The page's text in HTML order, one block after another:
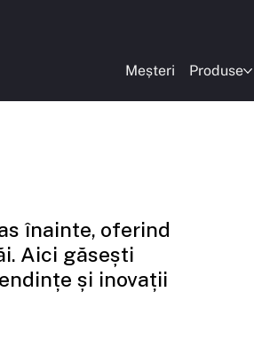
Meșteri Produse
înainte, oferind
Aici găsești
și inovații